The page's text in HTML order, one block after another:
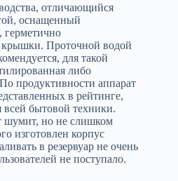
отличающийся
оснащенный
герметично
Проточной водой
для такой
либо
продуктивности аппарат
в рейтинге,
всей бытовой техники.
шумит, но не слишком
изготовлен корпус
в резервуар не очень
не поступало.